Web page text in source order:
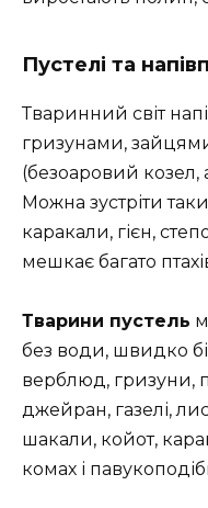
Пустелі та
Тваринний світ
гризунами,
(безоаровий
Можна зустріти
каракали, гієн,
мешкає багато
Тварини пустель
без води, швидко
верблюд, гризуни,
джейран, газелі,
шакали, койот,
комах і